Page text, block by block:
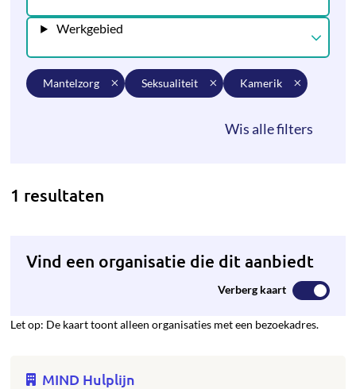
Werkgebied
mantelzorg seksualiteit kamerik
1 resultaten
Vind een organisatie die dit aanbiedt
Verberg kaart
Let op: De kaart toont alleen organisaties met een bezoekadres.
MIND Hulplijn